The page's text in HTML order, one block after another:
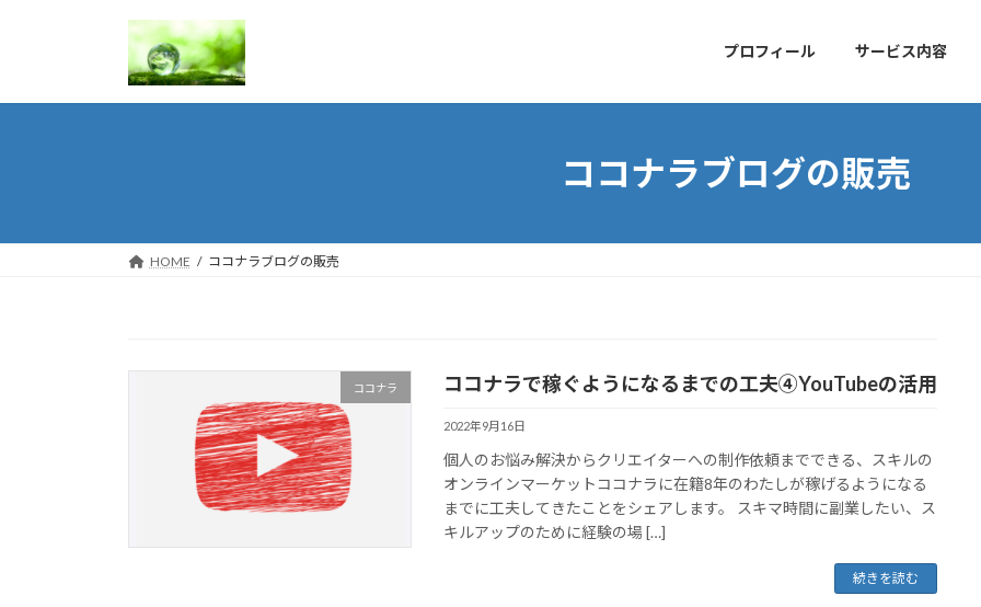
プ
動
プロフィール サービス内容
ココナラブログの販売
HOME ココナラブログの販売
ココナラ ココナラで稼ぐようになるまでの工夫④YouTubeの活用
2022年9月16日
個人のお悩み解決からクリエイターへの制作依頼までできる、スキルの
オンラインマーケットココナラに在籍8年のわたしが稼げるようになる
までに工夫してきたことをシェアします。 スキマ時間に副業したい、ス
キルアップのために経験の場 […]
続きを読む